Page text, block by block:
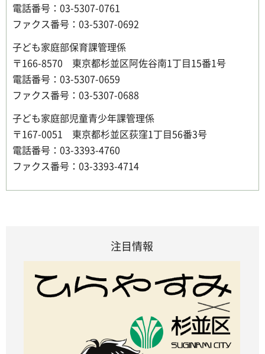
電話番号：03-5307-0761
ファクス番号：03-5307-0692
子ども家庭部保育課管理係
〒166-8570 東京都杉並区阿佐谷南1丁目15番1号
電話番号：03-5307-0659
ファクス番号：03-5307-0688
子ども家庭部児童青少年課管理係
〒167-0051 東京都杉並区荻窪1丁目56番3号
電話番号：03-3393-4760
ファクス番号：03-3393-4714
注目情報